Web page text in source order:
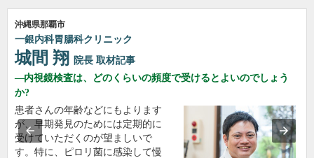
沖縄県那覇市
一銀内科胃腸科クリニック
城間 翔 院長 取材記事
内視鏡検査は、どのくらいの頻度で受けるとよいのでしょう
か?
患者さんの年齢などにもよります
が、早期発見のためには定期的に
受けていただくのが望ましいで
す。特に、ピロリ菌に感染して慢